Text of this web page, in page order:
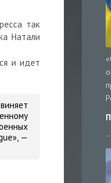
так
Натали
и идет
—